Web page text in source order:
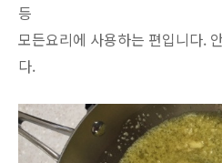
등
모든요리에 사용하는 편입니다.
다.